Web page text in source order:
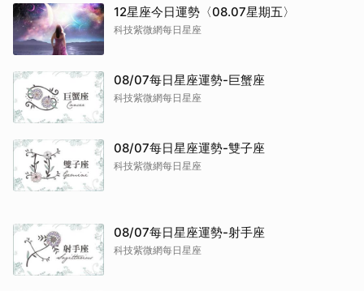
12星座今日運勢〈08.07星期五〉
科技紫微網每日星座
08/07每日星座運勢-巨蟹座
科技紫微網每日星座
08/07每日星座運勢-雙子座
科技紫微網每日星座
08/07每日星座運勢-射手座
科技紫微網每日星座